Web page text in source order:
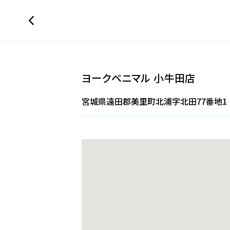
ヨークベニマル 小牛田店
宮城県遠田郡美里町北浦字北田77番地1